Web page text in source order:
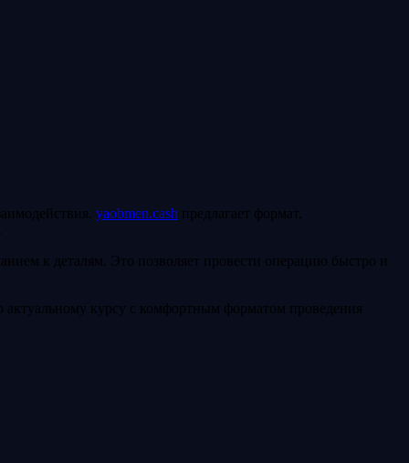
yaobmen.cash предлагает формат,
к деталям. Это позволяет провести операцию быстро и
курсу с комфортным форматом проведения